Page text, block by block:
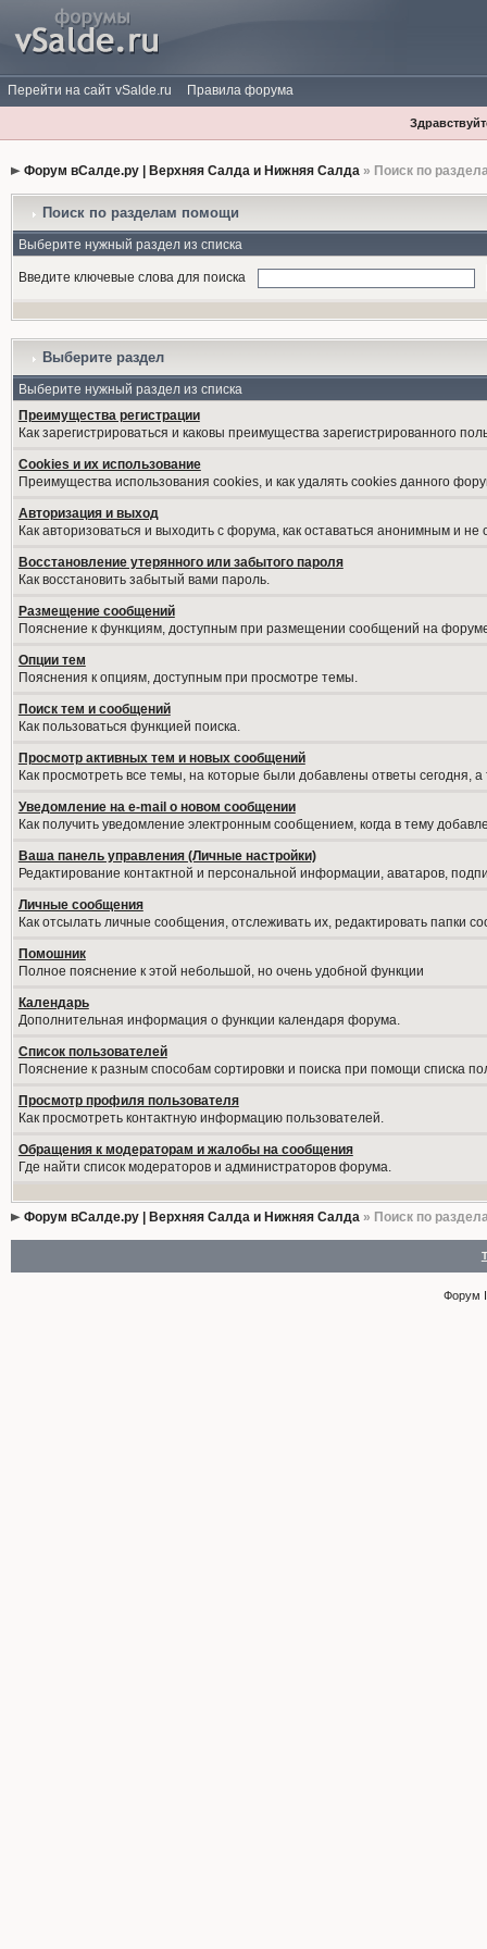
Перейти на сайт vSalde.ru Правила форума
Форум вСалде.ру | Верхняя Салда и Нижняя Салда» Поиск по
Поиск по разделам помощи
Выберите нужный раздел из списка
Введите ключевые слова для поиска
Выберите раздел
Выберите нужный раздел из списка
Преимущества регистрации
Как зарегистрироваться и каковы преимущества зарегистрированного
Cookies и их использование
Преимущества использования cookies, и как удалять cookies данного
Авторизация и выход
Как авторизоваться и выходить с форума, как оставаться анонимным и
Восстановление утерянного или забытого пароля
Как восстановить забытый вами пароль.
Размещение сообщений
Пояснение к функциям, доступным при размещении сообщений на
Опции тем
Пояснения к опциям, доступным при просмотре темы.
Поиск тем и сообщений
Как пользоваться функцией поиска.
Просмотр активных тем и новых сообщений
Как просмотреть все темы, на которые были добавлены ответы сегодня,
Уведомление на е-mail о новом сообщении
Как получить уведомление электронным сообщением, когда в тему
Ваша панель управления (Личные настройки)
Редактирование контактной и персональной информации, аватаров,
Личные сообщения
Как отсылать личные сообщения, отслеживать их, редактировать папки
Помошник
Полное пояснение к этой небольшой, но очень удобной функции
Календарь
Дополнительная информация о функции календаря форума.
Список пользователей
Пояснение к разным способам сортировки и поиска при помощи списка
Просмотр профиля пользователя
Как просмотреть контактную информацию пользователей.
Обращения к модераторам и жалобы на сообщения
Где найти список модераторов и администраторов форума.
Форум вСалде.ру | Верхняя Салда и Нижняя Салда» Поиск по
Форум